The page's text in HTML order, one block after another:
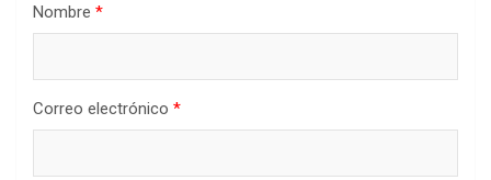
Nombre *
Correo electrónico *